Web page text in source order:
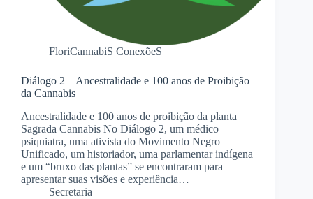
FloriCannabiS ConexõeS
Diálogo 2 – Ancestralidade e 100 anos de Proibição
da Cannabis
Ancestralidade e 100 anos de proibição da planta
Sagrada Cannabis No Diálogo 2, um médico
psiquiatra, uma ativista do Movimento Negro
Unificado, um historiador, uma parlamentar indígena
e um “bruxo das plantas” se encontraram para
apresentar suas visões e experiência…
Secretaria